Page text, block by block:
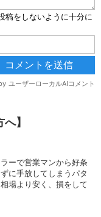
】
ーで営業マンから好条
に手放してしまうパタ
場より安く、損をして